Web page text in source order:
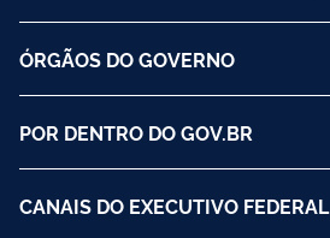
ÓRGÃOS DO GOVERNO
POR DENTRO DO GOV.BR
CANAIS DO EXECUTIVO FEDERAL